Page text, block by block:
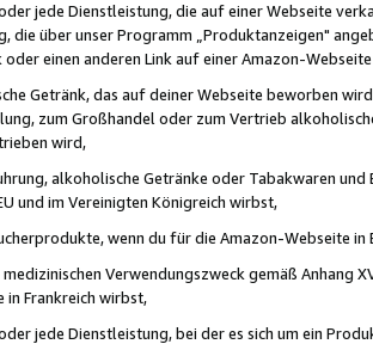
jede Dienstleistung, die auf einer Webseite
die über unser Programm „Produktanzeigen"
oder einen anderen Link auf einer Amazon-
Getränk, das auf deiner Webseite beworben
zum Großhandel oder zum Vertrieb
wird,
alkoholische Getränke oder Tabakwaren
und im Vereinigten Königreich wirbst,
wenn du für die Amazon-Webseite in
Verwendungszweck gemäß Anhang
in Frankreich wirbst,
jede Dienstleistung, bei der es sich um ein